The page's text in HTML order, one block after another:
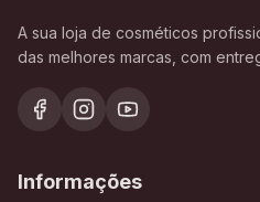
A sua loja de cosméticos
das melhores marcas, com
Informações